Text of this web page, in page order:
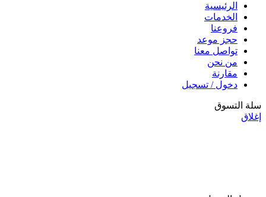
الرئيسية
الخدمات
فروعنا
حجز موعد
تواصل معنا
من نحن
مقارنة
دخول / تسجيل
سلة التسوق
إغلاق